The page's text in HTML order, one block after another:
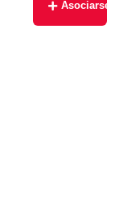
Asociarse